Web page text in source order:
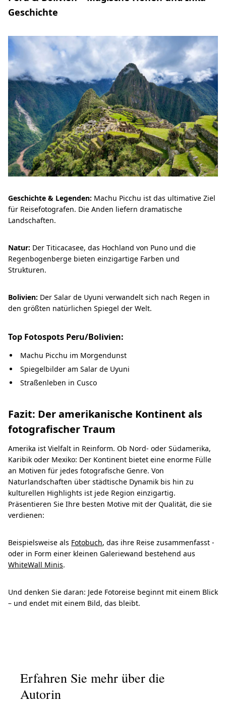
Geschichte
Geschichte & Legenden: Machu Picchu ist das ultimative Ziel
für Reisefotografen. Die Anden liefern dramatische
Landschaften.
Natur: Der Titicacasee, das Hochland von Puno und die
Regenbogenberge bieten einzigartige Farben und
Strukturen.
Bolivien: Der Salar de Uyuni verwandelt sich nach Regen in
den größten natürlichen Spiegel der Welt.
Top Fotospots Peru/Bolivien:
Machu Picchu im Morgendunst
Spiegelbilder am Salar de Uyuni
Straßenleben in Cusco
Fazit: Der amerikanische Kontinent als
fotografischer Traum
Amerika ist Vielfalt in Reinform. Ob Nord- oder Südamerika,
Karibik oder Mexiko: Der Kontinent bietet eine enorme Fülle
an Motiven für jedes fotografische Genre. Von
Naturlandschaften über städtische Dynamik bis hin zu
kulturellen Highlights ist jede Region einzigartig.
Präsentieren Sie Ihre besten Motive mit der Qualität, die sie
verdienen:
Beispielsweise als Fotobuch, das ihre Reise zusammenfasst -
oder in Form einer kleinen Galeriewand bestehend aus
WhiteWall Minis.
Und denken Sie daran: Jede Fotoreise beginnt mit einem Blick
– und endet mit einem Bild, das bleibt.
Erfahren Sie mehr über die
Autorin